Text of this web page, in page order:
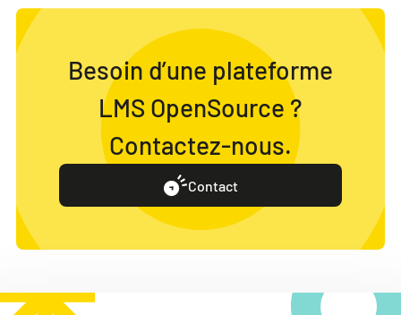
Besoin d’une plateforme
LMS OpenSource ?
Contactez-nous.
Contact